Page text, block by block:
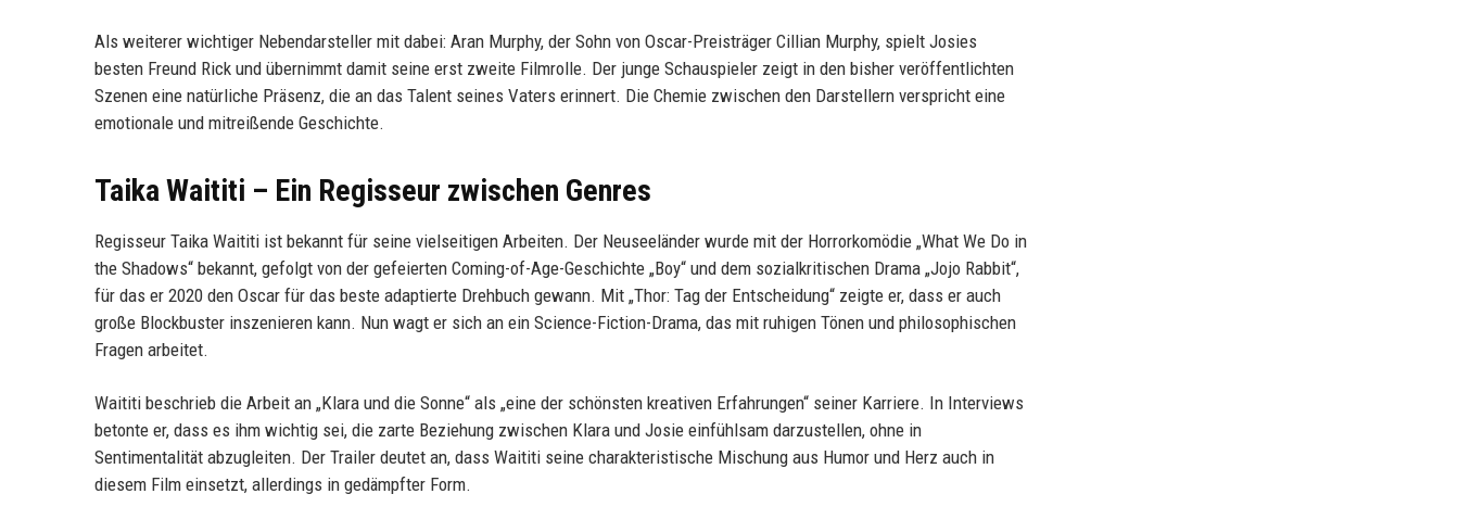
Als weiterer wichtiger Nebendarsteller mit dabei: Aran Murphy, der Sohn von Oscar-Preisträger Cillian Murphy, spielt Josies
besten Freund Rick und übernimmt damit seine erst zweite Filmrolle. Der junge Schauspieler zeigt in den bisher veröffentlichten
Szenen eine natürliche Präsenz, die an das Talent seines Vaters erinnert. Die Chemie zwischen den Darstellern verspricht eine
emotionale und mitreißende Geschichte.
Taika Waititi – Ein Regisseur zwischen Genres
Regisseur Taika Waititi ist bekannt für seine vielseitigen Arbeiten. Der Neuseeländer wurde mit der Horrorkomödie „What We Do in
the Shadows“ bekannt, gefolgt von der gefeierten Coming-of-Age-Geschichte „Boy“ und dem sozialkritischen Drama „Jojo Rabbit“,
für das er 2020 den Oscar für das beste adaptierte Drehbuch gewann. Mit „Thor: Tag der Entscheidung“ zeigte er, dass er auch
große Blockbuster inszenieren kann. Nun wagt er sich an ein Science-Fiction-Drama, das mit ruhigen Tönen und philosophischen
Fragen arbeitet.
Waititi beschrieb die Arbeit an „Klara und die Sonne“ als „eine der schönsten kreativen Erfahrungen“ seiner Karriere. In Interviews
betonte er, dass es ihm wichtig sei, die zarte Beziehung zwischen Klara und Josie einfühlsam darzustellen, ohne in
Sentimentalität abzugleiten. Der Trailer deutet an, dass Waititi seine charakteristische Mischung aus Humor und Herz auch in
diesem Film einsetzt, allerdings in gedämpfter Form.